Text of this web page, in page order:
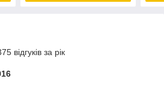
відгуків за рік